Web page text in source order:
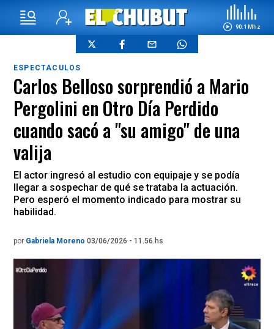
90.1 Mhz
ESPECTACULOS
Carlos Belloso sorprendió a Mario
Pergolini en Otro Día Perdido
cuando sacó a "su amigo" de una
valija
El actor ingresó al estudio con equipaje y se podía
llegar a sospechar de qué se trataba la actuación.
Pero esperó el momento indicado para mostrar su
habilidad.
por Gabriela Moreno 03/06/2026 - 11.56.hs